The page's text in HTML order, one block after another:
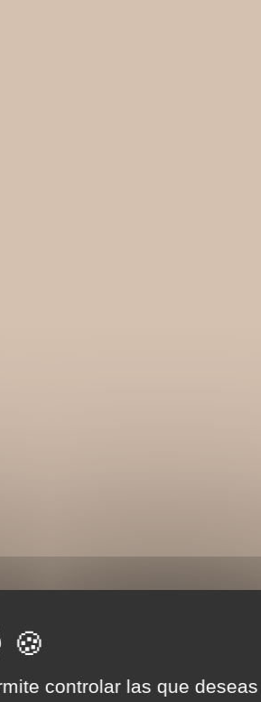
controlar las que